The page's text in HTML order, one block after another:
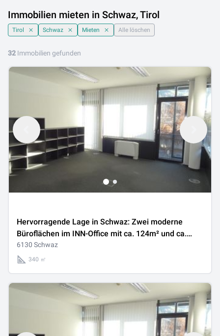
Immobilien mieten in Schwaz, Tirol
Tirol Schwaz Mieten Alle löschen
32 Immobilien gefunden
Hervorragende Lage in Schwaz: Zwei moderne
Büroflächen im INN-Office mit ca. 124m² und ca.
216m² - einzeln oder gemeinsam anmietbar -
gelangen zur Neuvermietung
6130 Schwaz
340 ㎡